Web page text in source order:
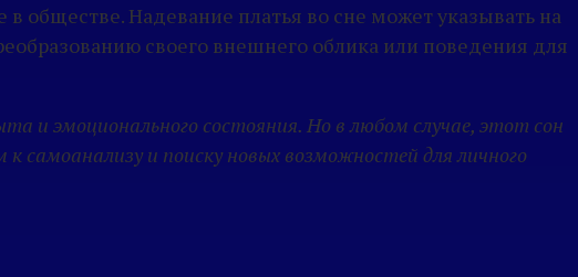
обществе. Надевание платья во сне может указывать на
своего внешнего облика или поведения для
и эмоционального состояния. Но в любом случае, этот сон
и поиску новых возможностей для личного